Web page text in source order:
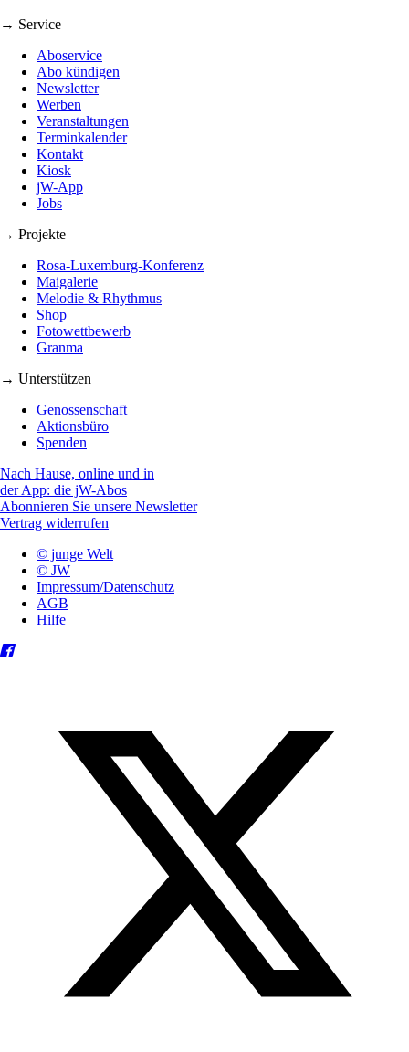
→ Service
Aboservice
Abo kündigen
Newsletter
Werben
Veranstaltungen
Terminkalender
Kontakt
Kiosk
jW-App
Jobs
→ Projekte
Rosa-Luxemburg-Konferenz
Maigalerie
Melodie & Rhythmus
Shop
Fotowettbewerb
Granma
→ Unterstützen
Genossenschaft
Aktionsbüro
Spenden
Nach Hause, online und in
der App: die jW-Abos
Abonnieren Sie unsere Newsletter
Vertrag widerrufen
© junge Welt
© JW
Impressum/Datenschutz
AGB
Hilfe